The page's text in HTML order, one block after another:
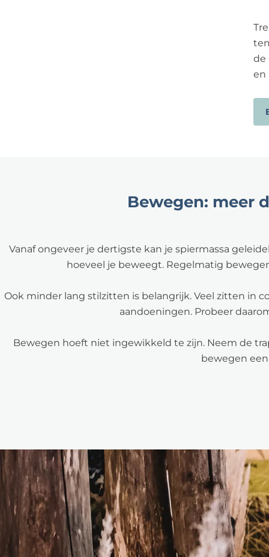
de
en
Bewegen: meer
Vanaf ongeveer je dertigste kan je spiermassa
hoeveel je beweegt. Regelmatig
Ook minder lang stilzitten is belangrijk. Veel zitten in
aandoeningen. Probeer
Bewegen hoeft niet ingewikkeld te zijn. Neem de
bewegen